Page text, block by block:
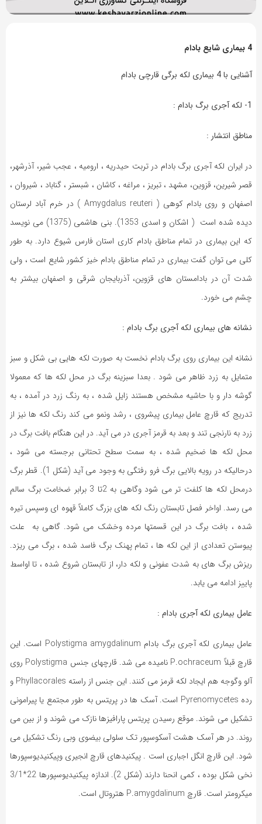
4 بیماری شایع بادام
آشنایی با 4 بیماری لکه برگی قارچی بادام
1- لکه آجری برگ بادام :
مناطق انتشار :
در ایران لکه آجری برگ بادام در تربت حیدریه ، ارومیه ، عجب شیر، آذرشهر،
قصر شیرین، قزوین، مشهد ، تبریز ، مراغه ، کاشان ، شبستر ، گناباد ، شیروان ،
اصفهان و روی بادام کوهی ( Amygdalus reuteri ) در خرم آباد لرستان
دیده شده است ( اشکان و اسدی 1353). بنی هاشمی (1375) می نویسد
که این بیماری در تمام مناطق بادام کاری استان فارس شیوع دارد. به طور
کلی می توان گفت بیماری در تمام مناطق بادام خیز کشور شایع است ، ولی
شدت آن در بادامستان های قزوین، آذربایجان شرقی و اصفهان بیشتر به
چشم می خورد.
نشانه های بیماری لکه آجری برگ بادام :
نشانه این بیماری روی برگ بادام نخست به صورت لکه هایی بی شکل و سبز
متمایل به زرد ظاهر می شود . بعدا سبزینه برگ در محل لکه ها که معمولا
گوشه دار و با حاشیه مشخص هستند زایل شده ، به رنگ زرد در آمده ، به
تدریج که قارچ عامل بیماری پیشروی ، رشد ونمو می کند رنگ لکه ها نیز از
زرد به نارنجی تند و بعد به قرمز آجری در می آید. در این هنگام بافت برگ در
محل لکه ها ضخیم شده ، به سمت سطح تحتانی برجسته می شود ،
درحالیکه در رویه بالایی برگ فرو رفتگی به وجود می آید (شکل 1). قطر برگ
درمحل لکه ها کلفت تر می شود وگاهی به 2تا 3 برابر ضخامت برگ سالم
می رسد. اواخر فصل تابستان رنگ لکه های بزرگ کاملاً قهوه ای وسپس تیره
شده ، بافت برگ در این قسمتها مرده وخشک می شود. گاهی به علت
پیوستن تعدادی از این لکه ها ، تمام پهنک برگ فاسد شده ، برگ می ریزد.
ریزش برگ های به شدت عفونی و لکه دار، از تابستان شروع شده ، تا اواسط
پاییز ادامه می یابد.
عامل بیماری لکه آجری بادام :
عامل بیماری لکه آجری برگ بادام Polystigma amygdalinum است. این
قارچ قبلاً P.ochraceum نامیده می شد. قارچهای جنس Polystigma روی
آلو وگوجه هم ایجاد لکه قرمز می کنند. این جنس از راسته Phyllacorales و
رده Pyrenomycetes است. آسک ها در پریتس به طور مجتمع یا پیرامونی
تشکیل می شوند. موقع رسیدن پریتس پارافیزها نازک می شوند و از بین می
روند. در هر آسک هشت آسکوسپور تک سلولی بیضوی وبی رنگ تشکیل می
شود. این قارچ انگل اجباری است . پیکنیدهای قارچ انجیری وپیکنیدیوسپورها
نخی شکل بوده ، کمی انحنا دارند (شکل 2). اندازه پیکنیدیوسپورها 22*3/1
میکرومتر است. قارچ P.amygdalinum هتروتال است.